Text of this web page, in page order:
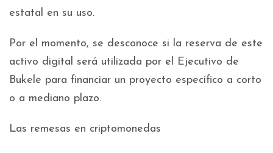
estatal en su uso.
Por el momento, se desconoce si la reserva de este
activo digital será utilizada por el Ejecutivo de
Bukele para financiar un proyecto específico a corto
o a mediano plazo.
Las remesas en criptomonedas